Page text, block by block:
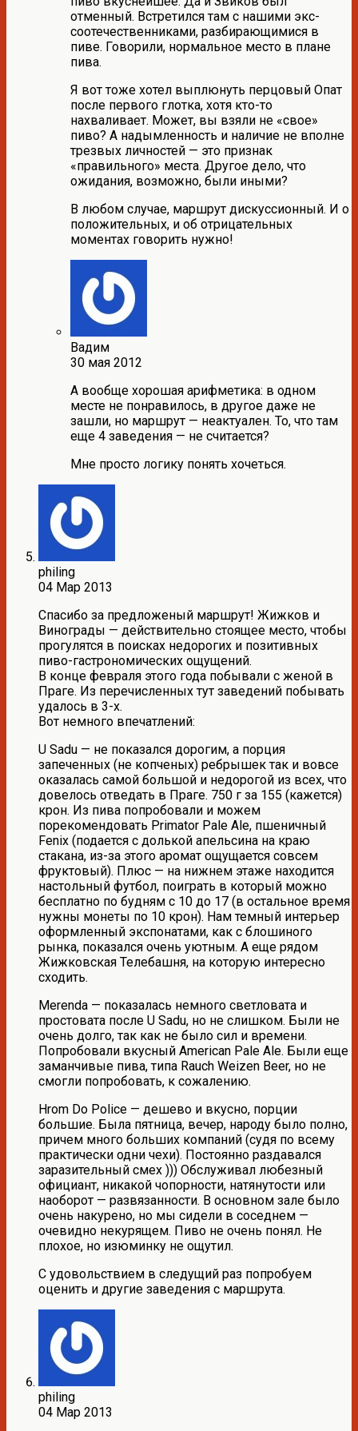
отменный. Встретился там с нашими экс-
соотечественниками, разбирающимися в
пиве. Говорили, нормальное место в плане
пива.
Я вот тоже хотел выплюнуть перцовый Опат
после первого глотка, хотя кто-то
нахваливает. Может, вы взяли не «свое»
пиво? А надымленность и наличие не вполне
трезвых личностей — это признак
«правильного» места. Другое дело, что
ожидания, возможно, были иными?
В любом случае, маршрут дискуссионный. И о
положительных, и об отрицательных
моментах говорить нужно!
Вадим
30 мая 2012
А вообще хорошая арифметика: в одном
месте не понравилось, в другое даже не
зашли, но маршрут — неактуален. То, что там
еще 4 заведения — не считается?
Мне просто логику понять хочеться.
philing
04 Мар 2013
Спасибо за предложеный маршрут! Жижков и
Винограды — действительно стоящее место, чтобы
прогулятся в поисках недорогих и позитивных
пиво-гастрономических ощущений.
В конце февраля этого года побывали с женой в
Праге. Из перечисленных тут заведений побывать
удалось в 3-х.
Вот немного впечатлений:
U Sadu — не показался дорогим, а порция
запеченных (не копченых) ребрышек так и вовсе
оказалась самой большой и недорогой из всех, что
довелось отведать в Праге. 750 г за 155 (кажется)
крон. Из пива попробовали и можем
порекомендовать Primator Pale Ale, пшеничный
Fenix (подается с долькой апельсина на краю
стакана, из-за этого аромат ощущается совсем
фруктовый). Плюс — на нижнем этаже находится
настольный футбол, поиграть в который можно
бесплатно по будням с 10 до 17 (в остальное время
нужны монеты по 10 крон). Нам темный интерьер
оформленный экспонатами, как с блошиного
рынка, показался очень уютным. А еще рядом
Жижковская Телебашня, на которую интересно
сходить.
Merenda — показалась немного светловата и
простовата после U Sadu, но не слишком. Были не
очень долго, так как не было сил и времени.
Попробовали вкусный American Pale Ale. Были еще
заманчивые пива, типа Rauch Weizen Beer, но не
смогли попробовать, к сожалению.
Hrom Do Police — дешево и вкусно, порции
большие. Была пятница, вечер, народу было полно,
причем много больших компаний (судя по всему
практически одни чехи). Постоянно раздавался
заразительный смех ))) Обслуживал любезный
официант, никакой чопорности, натянутости или
наоборот — развязанности. В основном зале было
очень накурено, но мы сидели в соседнем —
очевидно некурящем. Пиво не очень понял. Не
плохое, но изюминку не ощутил.
С удовольствием в следущий раз попробуем
оценить и другие заведения с маршрута.
philing
04 Мар 2013